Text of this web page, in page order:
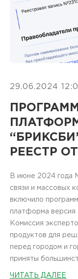
29.06.2024
РЕЕСТР
В июне 2024 года
связи и массовых
включило
платформа версия
Комиссия
продуктов для
перед городом и
приняты
ЧИТАТЬ ДАЛЕЕ